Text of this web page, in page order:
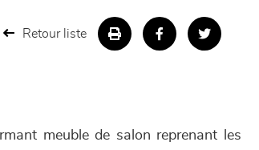
Retour liste
meuble de salon reprenant les